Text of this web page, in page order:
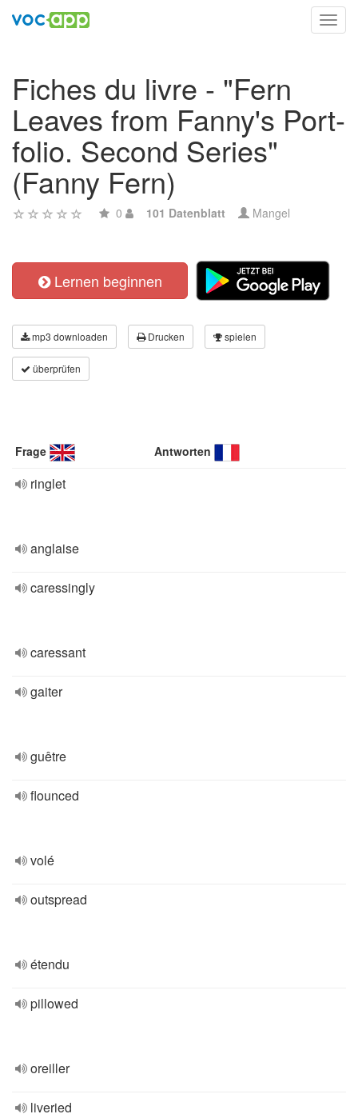
Fiches du livre - "Fern
Leaves from Fanny's Port-
folio. Second Series"
(Fanny Fern)
0 101 Datenblatt Mangel
Lernen beginnen
mp3 downloaden Drucken spielen
überprüfen
Frage Antworten
ringlet
anglaise
caressingly
caressant
gaiter
guêtre
flounced
volé
outspread
étendu
pillowed
oreiller
liveried